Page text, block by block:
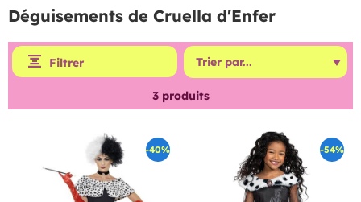
Déguisements de Cruella d'Enfer
Filtrer
3produits
-40% -54%